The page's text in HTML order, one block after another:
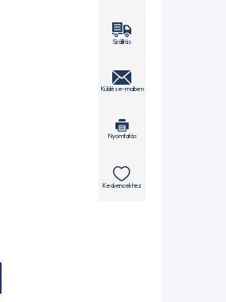
Szállítás
Küldés e-mailben
Nyomtatás
Kedvencekhez